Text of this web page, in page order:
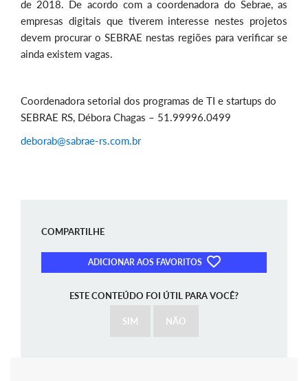
de 2018. De acordo com a coordenadora do Sebrae, as
empresas digitais que tiverem interesse nestes projetos
devem procurar o SEBRAE nestas regiões para verificar se
ainda existem vagas.
Coordenadora setorial dos programas de TI e startups do
SEBRAE RS, Débora Chagas – 51.99996.0499
deborab@sabrae-rs.com.br
COMPARTILHE
ADICIONAR AOS FAVORITOS
ESTE CONTEÚDO FOI ÚTIL PARA VOCÊ?
SIM NÃO